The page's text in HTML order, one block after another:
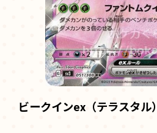
ビークインex（テラスタル）